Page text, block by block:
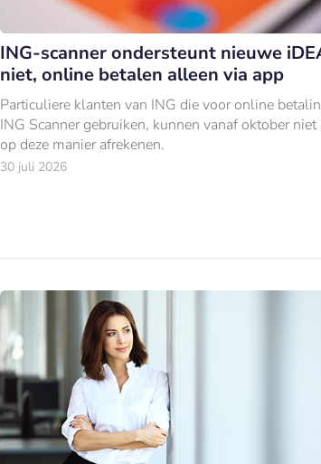
ING-scanner ondersteunt nieuwe
niet, online betalen alleen via app
Particuliere klanten van ING die voor online
ING Scanner gebruiken, kunnen vanaf oktober niet
op deze manier afrekenen.
30 juli 2026